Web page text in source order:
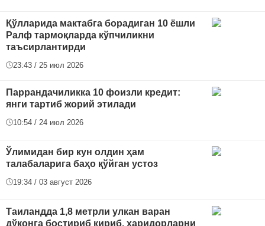
Қўлларида мактабга борадиган 10 ёшли
Ралф тармоқларда кўпчиликни
таъсирлантирди
23:43 / 25 июл 2026
Паррандачиликка 10 фоизли кредит:
янги тартиб жорий этилади
10:54 / 24 июл 2026
Ўлимидан бир кун олдин ҳам
талабаларига баҳо қўйган устоз
19:34 / 03 август 2026
Таиландда 1,8 метрли улкан варан
дўконга бостириб кириб, харидорларни